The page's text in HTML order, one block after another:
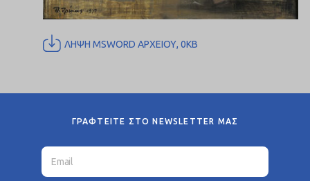
ΛΗΨΗ MSWORD ΑΡΧΕΙΟΥ, 0KB
ΓΡΑΦΤΕΙΤΕ ΣΤΟ NEWSLETTER ΜΑΣ